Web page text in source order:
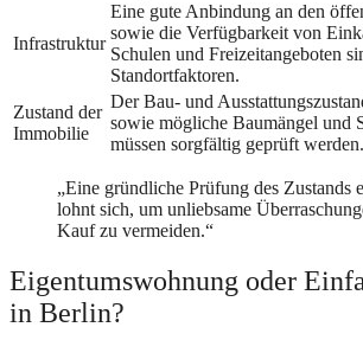
Infrastruktur
Eine gute Anbindung an den
sowie die Verfügbarkeit von
Schulen und Freizeitangeboten
Standortfaktoren.
Zustand der
Immobilie
Der Bau- und
sowie mögliche Baumängel und
müssen sorgfältig geprüft werden.
„Eine gründliche Prüfung des Zustands
lohnt sich, um unliebsame
Kauf zu vermeiden.“
Eigentumswohnung oder
in Berlin?